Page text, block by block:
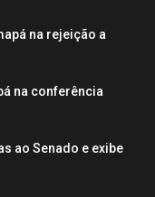
na rejeição a
na conferência
ao Senado e exibe